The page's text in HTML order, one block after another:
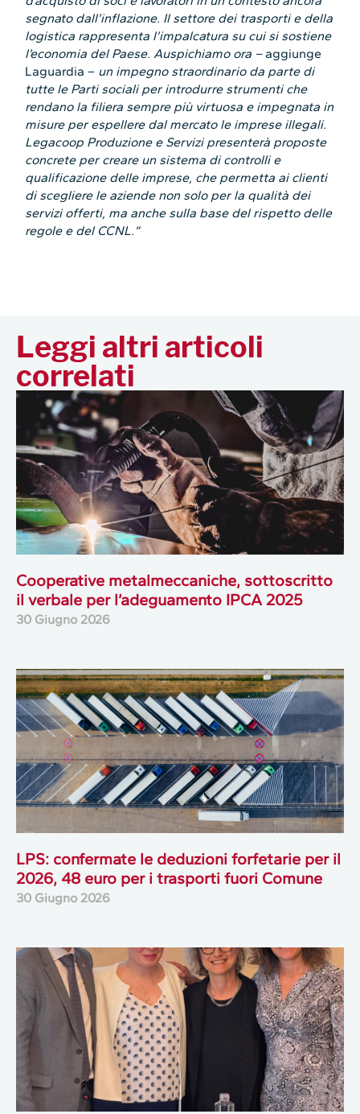
segnato dall’inflazione. Il settore dei trasporti e della
logistica rappresenta l’impalcatura su cui si sostiene
l’economia del Paese. Auspichiamo ora –aggiunge
Laguardia – un impegno straordinario da parte di
tutte le Parti sociali per introdurre strumenti che
rendano la filiera sempre più virtuosa e impegnata in
misure per espellere dal mercato le imprese illegali.
Legacoop Produzione e Servizi presenterà proposte
concrete per creare un sistema di controlli e
qualificazione delle imprese, che permetta ai clienti
di scegliere le aziende non solo per la qualità dei
servizi offerti, ma anche sulla base del rispetto delle
regole e del CCNL.”
Leggi altri articoli
correlati
Cooperative metalmeccaniche, sottoscritto
il verbale per l’adeguamento IPCA 2025
30 Giugno 2026
LPS: confermate le deduzioni forfetarie per il
2026, 48 euro per i trasporti fuori Comune
30 Giugno 2026